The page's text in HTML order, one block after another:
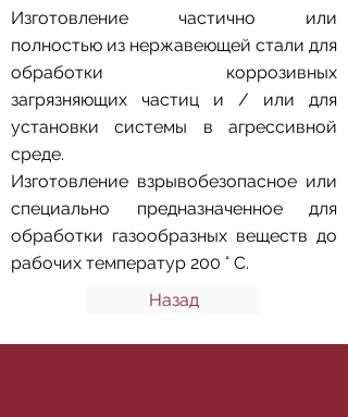
Изготовление частично или
полностью из нержавеющей стали для
обработки коррозивных
загрязняющих частиц и / или для
установки системы в агрессивной
среде.
Изготовление взрывобезопасное или
специально предназначенное для
обработки газообразных веществ до
рабочих температур 200 ° C.
Назад